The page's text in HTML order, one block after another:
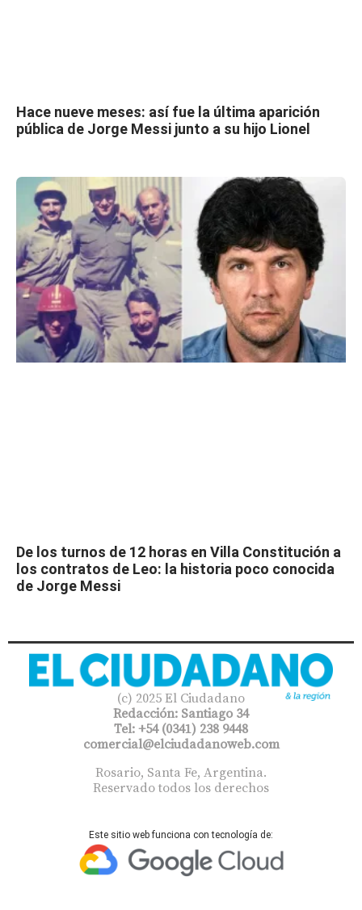
Hace nueve meses: así fue la última aparición
pública de Jorge Messi junto a su hijo Lionel
De los turnos de 12 horas en Villa Constitución a
los contratos de Leo: la historia poco conocida
de Jorge Messi
(c) 2025 El Ciudadano
Redacción: Santiago 34
Tel: +54 (0341) 238 9448
comercial@elciudadanoweb.com​
Rosario, Santa Fe, Argentina.
Reservado todos los derechos
Este sitio web funciona con tecnología de: